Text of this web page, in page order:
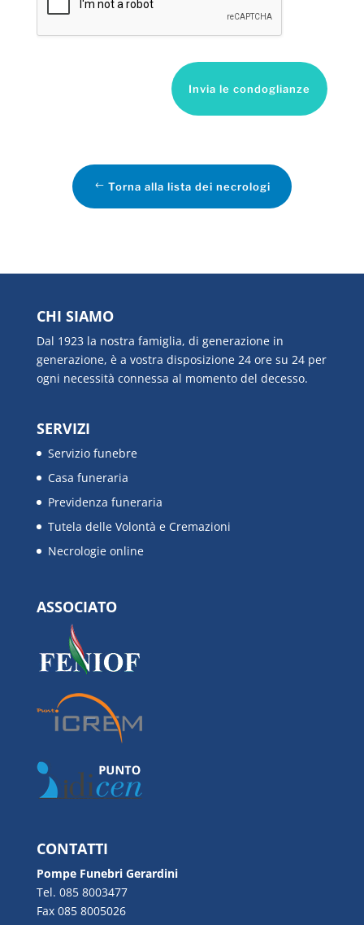
Invia le condoglianze
Torna alla lista dei necrologi
CHI SIAMO
Dal 1923 la nostra famiglia, di generazione in
generazione, è a vostra disposizione 24 ore su 24 per
ogni necessità connessa al momento del decesso.
SERVIZI
Servizio funebre
Casa funeraria
Previdenza funeraria
Tutela delle Volontà e Cremazioni
Necrologie online
ASSOCIATO
CONTATTI
Pompe Funebri Gerardini
Tel. 085 8003477
Fax 085 8005026